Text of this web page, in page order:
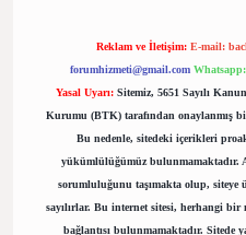
Reklam ve İletişim: E-mail:
forumhizmeti@gmail.com
Yasal Uyarı: Sitemiz, 5651 Sayılı
Kurumu (BTK) tarafından onaylanmış
Bu nedenle, sitedeki içerikleri
yükümlülüğümüz bulunmamaktadır.
sorumluluğunu taşımakta olup,
sayılırlar. Bu internet sitesi, herhangi
bağlantısı bulunmamaktadır. Sitede